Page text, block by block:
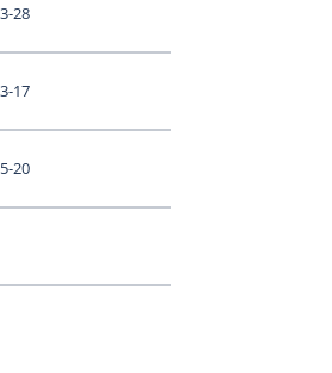
28
17
20